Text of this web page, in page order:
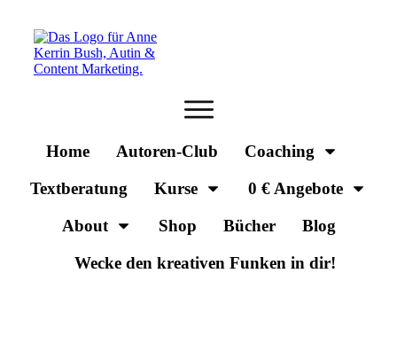
Home Autoren-Club
Coaching
Textberatung
Kurse
0 € Angebote
About
Shop Bücher
Blog
Wecke den kreativen Funken in dir!